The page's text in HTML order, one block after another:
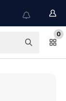
0